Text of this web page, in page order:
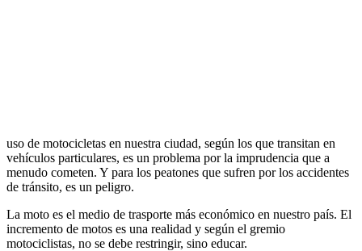
uso de motocicletas en nuestra ciudad, según los que transitan en
vehículos particulares, es un problema por la imprudencia que a
menudo cometen. Y para los peatones que sufren por los accidentes
de tránsito, es un peligro.
La moto es el medio de trasporte más económico en nuestro país. El
incremento de motos es una realidad y según el gremio
motociclistas, no se debe restringir, sino educar.